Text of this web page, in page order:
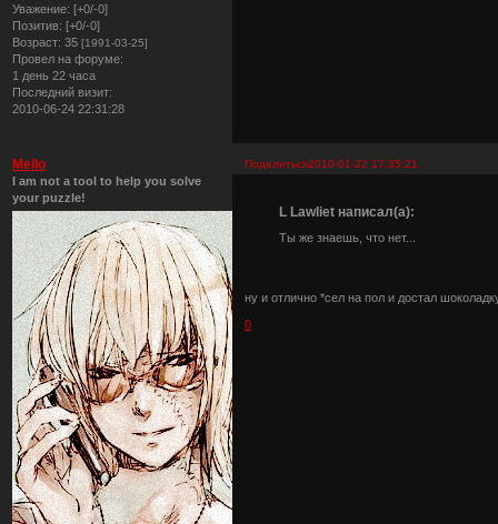
Уважение: [+0/-0]
Позитив: [+0/-0]
Возраст: 35 [1991-03-25]
Провел на форуме:
1 день 22 часа
Последний визит:
2010-06-24 22:31:28
Поделиться2010-01-22 17:35:21
Mello
I am not a tool to help you solve
your puzzle!
L Lawliet написал(а):
Ты же знаешь, что нет...
ну и отлично *сел на пол и достал
0